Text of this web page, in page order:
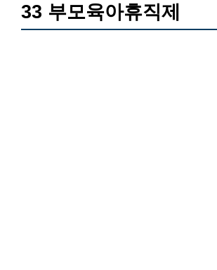
33 부모육아휴직제